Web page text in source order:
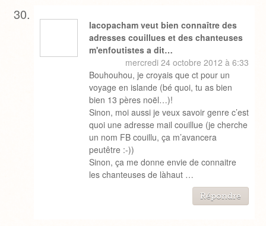
lacopacham veut bien connaître des
adresses couillues et des chanteuses
m'enfoutistes a dit…
mercredi 24 octobre 2012 à 6:33
Bouhouhou, je croyais que ct pour un
voyage en islande (bé quoi, tu as bien
bien 13 pères noël…)!
Sinon, moi aussi je veux savoir genre c’est
quoi une adresse mail couillue (je cherche
un nom FB couillu, ça m’avancera
peutêtre :-))
Sinon, ça me donne envie de connaitre
les chanteuses de làhaut …
Répondre